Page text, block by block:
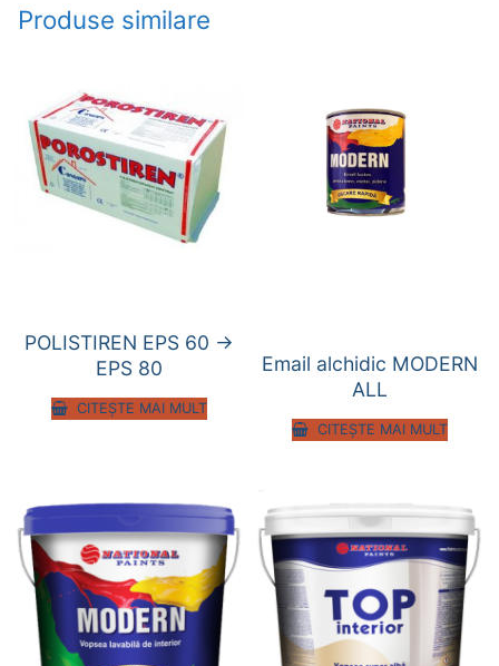
Produse similare
POLISTIREN EPS 60 ->
EPS 80
CITEȘTE MAI MULT
Email alchidic MODERN
ALL
CITEȘTE MAI MULT